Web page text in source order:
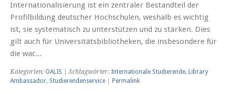
Internationalisierung ist ein zentraler Bestandteil der
Profilbildung deutscher Hochschulen, weshalb es wichtig
ist, sie systematisch zu unterstützen und zu stärken. Dies
gilt auch für Universitätsbibliotheken, die insbesondere für
die wac...
Kategorien: OALIS | Schlagwörter: Internationale Studierende, Library
Ambassador, Studierendenservice Permalink